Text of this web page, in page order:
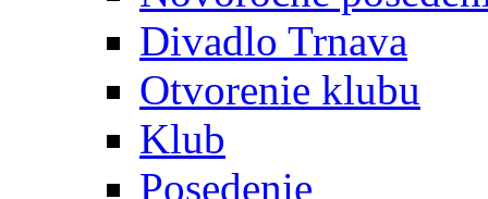
Divadlo Trnava
Otvorenie klubu
Klub
Posedenie